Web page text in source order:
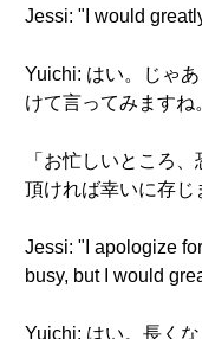
Jessi: "I would
Yuichi: はい。じゃ
けて言ってみますね
「お忙しいところ
頂ければ幸いに存じ
Jessi: "I apologize
busy, but I would
Yuichi: はい。長く